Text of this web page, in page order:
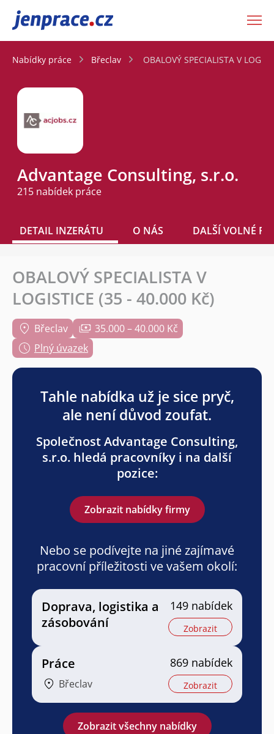
JenPráce.cz
Nabídky práce Břeclav OBALOVÝ SPECIALISTA V
Advantage Consulting, s.r.o.
215 nabídek práce
DETAIL INZERÁTU O NÁS DALŠÍ VOLNÉ
OBALOVÝ SPECIALISTA V
LOGISTICE (35 - 40.000 Kč)
Břeclav
35.000 – 40.000 Kč
Plný úvazek
Tahle nabídka už je sice pryč,
ale není důvod zoufat.
Společnost Advantage Consulting,
s.r.o. hledá pracovníky i na další
pozice:
Zobrazit nabídky firmy
Nebo se podívejte na jiné zajímavé
pracovní příležitosti ve vašem okolí:
Doprava, logistika a
zásobování
149 nabídek
Zobrazit
Práce
Břeclav
869 nabídek
Zobrazit
Zobrazit všechny nabídky